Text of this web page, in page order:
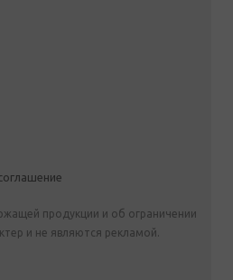
продукции и об ограничении
и не являются рекламой.